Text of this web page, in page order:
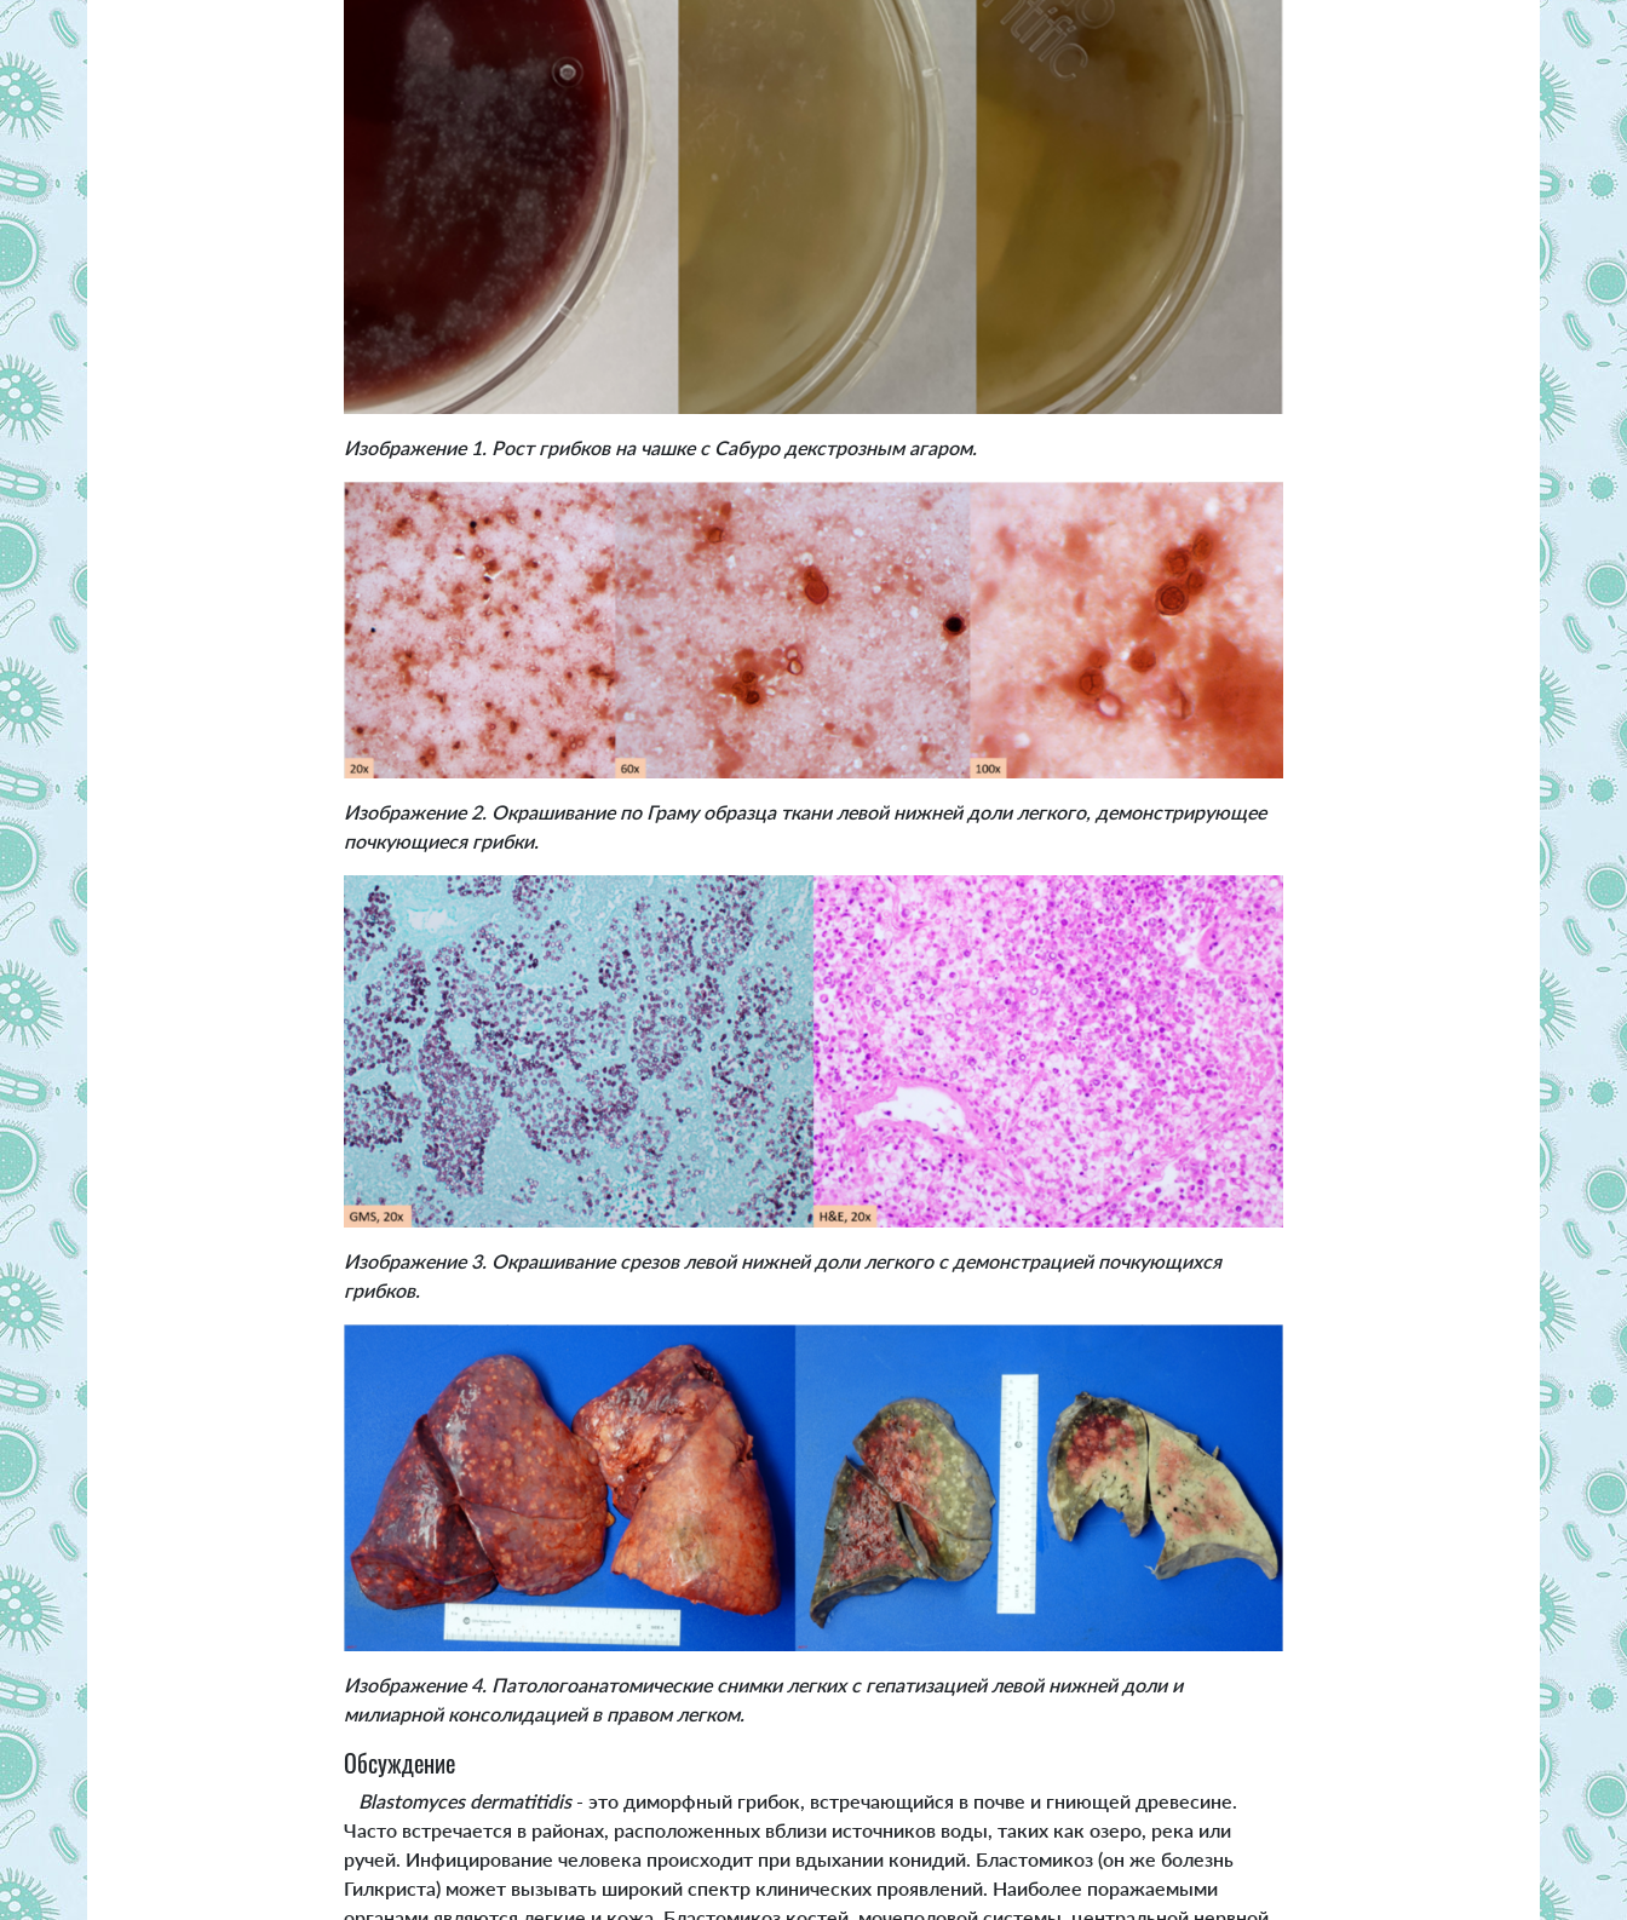
Изображение 1. Рост грибков на чашке с Сабуро декстрозным агаром.
Изображение 2. Окрашивание по Граму образца ткани левой нижней доли легкого, демонстрирующее
почкующиеся грибки.
Изображение 3. Окрашивание срезов левой нижней доли легкого с демонстрацией почкующихся
грибков.
Изображение 4. Патологоанатомические снимки легких с гепатизацией левой нижней доли и
милиарной консолидацией в правом легком.
Обсуждение
Blastomyces dermatitidis- это диморфный грибок, встречающийся в почве и гниющей древесине.
Часто встречается в районах, расположенных вблизи источников воды, таких как озеро, река или
ручей. Инфицирование человека происходит при вдыхании конидий. Бластомикоз (он же болезнь
Гилкриста) может вызывать широкий спектр клинических проявлений. Наиболее поражаемыми